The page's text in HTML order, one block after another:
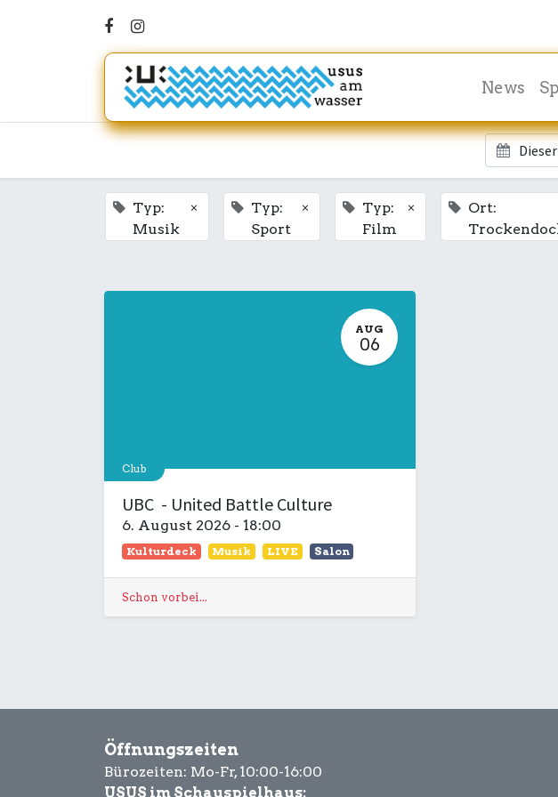
News
Typ:
Musik
×
Typ:
Sport
×
Typ:
Film
×
Ort:
AUG
06
Club
UBC - United Battle Culture
6. August 2026 - 18:00
Kulturdeck Musik LIVE Salon
Schon vorbei...
Öffnungszeiten
Bürozeiten: Mo-Fr, 10:00-16:00
USUS im Schauspielhaus: